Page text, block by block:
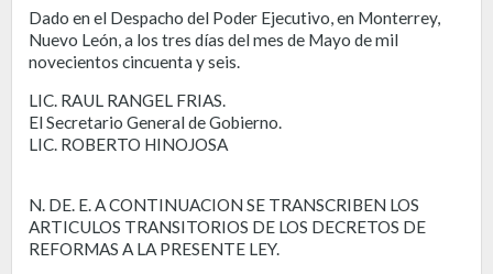
Dado en el Despacho del Poder Ejecutivo, en Monterrey,
Nuevo León, a los tres días del mes de Mayo de mil
novecientos cincuenta y seis.
LIC. RAUL RANGEL FRIAS.
El Secretario General de Gobierno.
LIC. ROBERTO HINOJOSA
N. DE. E. A CONTINUACION SE TRANSCRIBEN LOS
ARTICULOS TRANSITORIOS DE LOS DECRETOS DE
REFORMAS A LA PRESENTE LEY.